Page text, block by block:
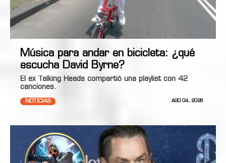
Música para andar en bicicleta: ¿qué
escucha David Byrne?
El ex Talking Heads compartió una playlist con 42
canciones.
NOTICIAS AGO 04, 2026